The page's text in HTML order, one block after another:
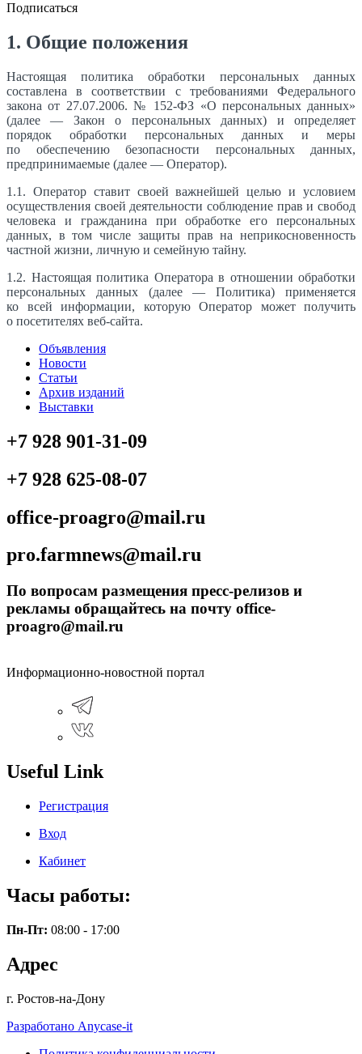
Подписаться
1. Общие положения
Настоящая политика обработки персональных данных
составлена в соответствии с требованиями Федерального
закона от 27.07.2006. № 152-ФЗ «О персональных данных»
(далее — Закон о персональных данных) и определяет
порядок обработки персональных данных и меры
по обеспечению безопасности персональных данных,
предпринимаемые (далее — Оператор).
1.1. Оператор ставит своей важнейшей целью и условием
осуществления своей деятельности соблюдение прав и свобод
человека и гражданина при обработке его персональных
данных, в том числе защиты прав на неприкосновенность
частной жизни, личную и семейную тайну.
1.2. Настоящая политика Оператора в отношении обработки
персональных данных (далее — Политика) применяется
ко всей информации, которую Оператор может получить
о посетителях веб-сайта.
Объявления
Новости
Статьи
Архив изданий
Выставки
+7 928 901-31-09
+7 928 625-08-07
office-proagro@mail.ru
pro.farmnews@mail.ru
По вопросам размещения пресс-релизов и
рекламы обращайтесь на почту office-
proagro@mail.ru
Информационно-новостной портал
Useful Link
Регистрация
Вход
Кабинет
Часы работы:
Пн-Пт: 08:00 - 17:00
Адрес
г. Ростов-на-Дону
Разработано Anycase-it